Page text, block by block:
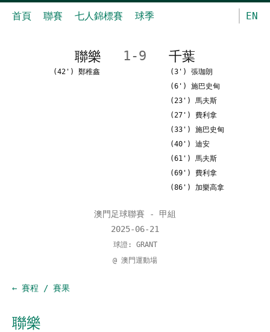
首頁 聯賽 七人錦標賽 球季 EN
聯樂 1-9 千葉
(42') 鄭稚鑫
(3') 張珈朗
(6') 施巴史甸
(23') 馬夫斯
(27') 費利拿
(33') 施巴史甸
(40') 迪安
(61') 馬夫斯
(69') 費利拿
(86') 加樂高拿
澳門足球聯賽 - 甲組
2025-06-21
球證: GRANT
@ 澳門運動場
← 賽程 / 賽果
聯樂